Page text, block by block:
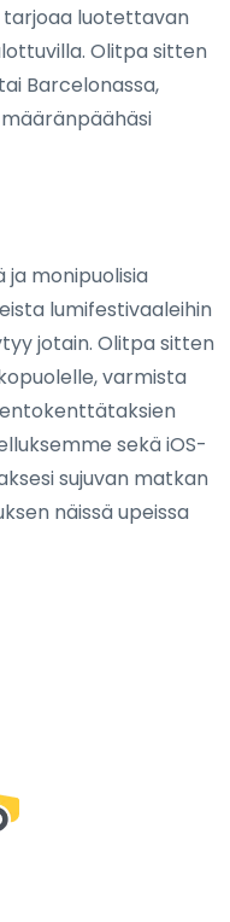
tarjoaa luotettavan
Olitpa sitten
Barcelonassa,
ja monipuolisia
lumifestivaaleihin
jotain. Olitpa sitten
varmista
sekä iOS-
sujuvan matkan
näissä upeissa